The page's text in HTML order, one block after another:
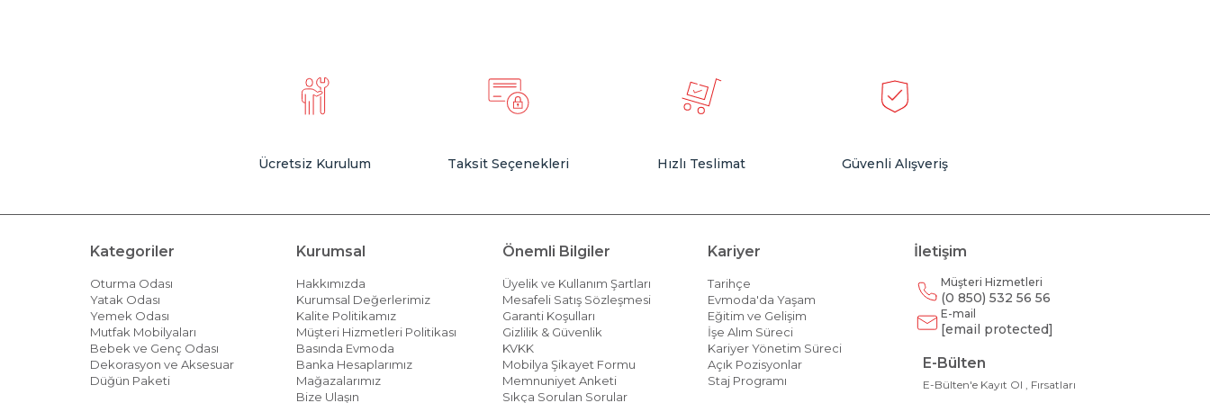
Ücretsiz Kurulum Taksit Seçenekleri Hızlı Teslimat Güvenli Alışveriş
Kategoriler
Oturma Odası
Yatak Odası
Yemek Odası
Mutfak Mobilyaları
Bebek ve Genç Odası
Dekorasyon ve Aksesuar
Düğün Paketi
Kurumsal
Hakkımızda
Kurumsal Değerlerimiz
Kalite Politikamız
Müşteri Hizmetleri Politikası
Basında Evmoda
Banka Hesaplarımız
Mağazalarımız
Bize Ulaşın
Önemli Bilgiler
Üyelik ve Kullanım Şartları
Mesafeli Satış Sözleşmesi
Garanti Koşulları
Gizlilik & Güvenlik
KVKK
Mobilya Şikayet Formu
Memnuniyet Anketi
Sıkça Sorulan Sorular
Kariyer
Tarihçe
Evmoda'da Yaşam
Eğitim ve Gelişim
İşe Alım Süreci
Kariyer Yönetim Süreci
Açık Pozisyonlar
Staj Programı
İletişim
Müşteri Hizmetleri
(0 850) 532 56 56
E-mail
[email protected]
E-Bülten
E-Bülten'e Kayıt Ol , Fırsatları